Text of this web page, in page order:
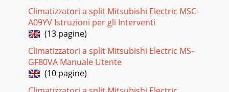
Climatizzatori a split Mitsubishi Electric MSC-
A09YV Istruzioni per gli Interventi
(13 pagine)
Climatizzatori a split Mitsubishi Electric MS-
GF80VA Manuale Utente
(10 pagine)